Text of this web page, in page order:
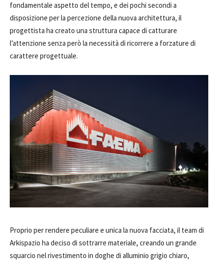
fondamentale aspetto del tempo, e dei pochi secondi a
disposizione per la percezione della nuova architettura, il
progettista ha creato una struttura capace di catturare
l’attenzione senza però la necessità di ricorrere a forzature di
carattere progettuale.
Proprio per rendere peculiare e unica la nuova facciata, il team di
Arkispazio ha deciso di sottrarre materiale, creando un grande
squarcio nel rivestimento in doghe di alluminio grigio chiaro,